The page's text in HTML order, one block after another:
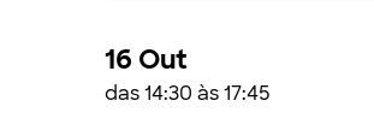
16 Out
das 14:30 às 17:45